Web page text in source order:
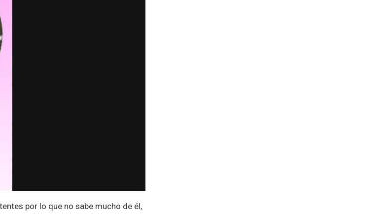
por lo que no sabe mucho de él,